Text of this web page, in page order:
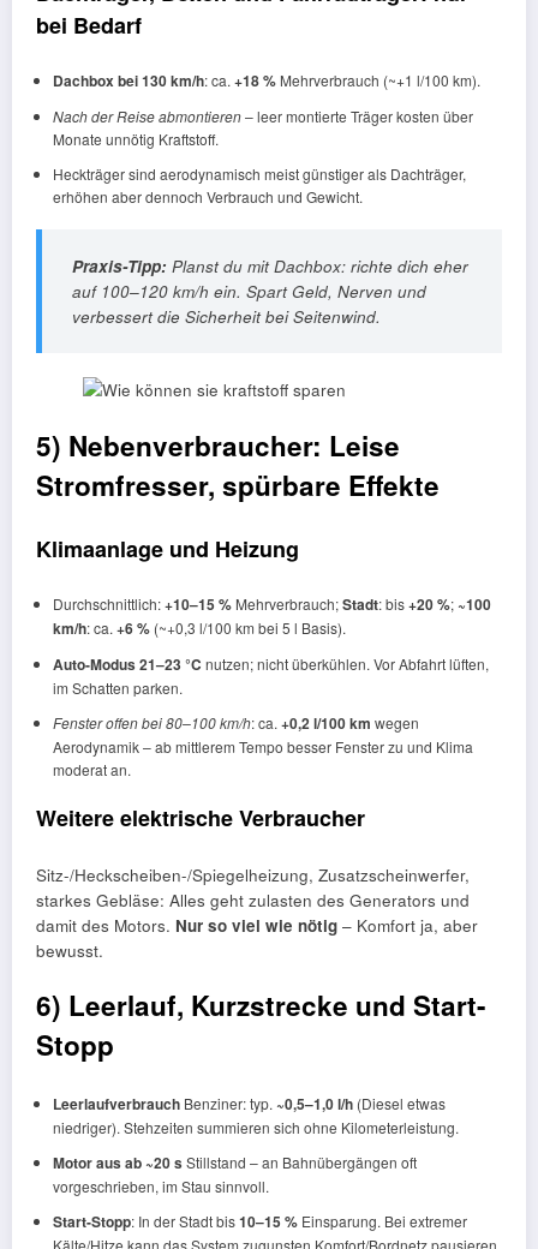
bei Bedarf
Dachbox bei 130 km/h: ca. +18 %Mehrverbrauch (~+1 l/100 km).
Nach der Reise abmontieren– leer montierte Träger kosten über
Monate unnötig Kraftstoff.
Heckträger sind aerodynamisch meist günstiger als Dachträger,
erhöhen aber dennoch Verbrauch und Gewicht.
Praxis-Tipp: Planst du mit Dachbox: richte dich eher
auf 100–120 km/h ein. Spart Geld, Nerven und
verbessert die Sicherheit bei Seitenwind.
5) Nebenverbraucher: Leise
Stromfresser, spürbare Effekte
Klimaanlage und Heizung
Durchschnittlich:+10–15 %Mehrverbrauch;Stadt: bis+20 %;~100
km/h: ca. +6 %(~+0,3 l/100 km bei 5 l Basis).
Auto-Modus 21–23 °C nutzen; nicht überkühlen. Vor Abfahrt lüften,
im Schatten parken.
Fenster offen bei 80–100 km/h: ca. +0,2 l/100 km wegen
Aerodynamik – ab mittlerem Tempo besser Fenster zu und Klima
moderat an.
Weitere elektrische Verbraucher
Sitz-/Heckscheiben-/Spiegelheizung, Zusatzscheinwerfer,
starkes Gebläse: Alles geht zulasten des Generators und
damit des Motors. Nur so viel wie nötig – Komfort ja, aber
bewusst.
6) Leerlauf, Kurzstrecke und Start-
Stopp
LeerlaufverbrauchBenziner: typ. ~0,5–1,0 l/h(Diesel etwas
niedriger). Stehzeiten summieren sich ohne Kilometerleistung.
Motor aus ab ~20 s Stillstand – an Bahnübergängen oft
vorgeschrieben, im Stau sinnvoll.
Start-Stopp: In der Stadt bis10–15 %Einsparung. Bei extremer